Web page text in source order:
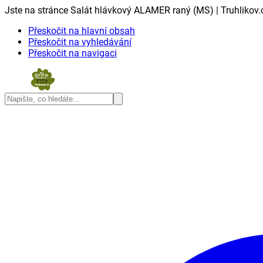
Jste na stránce Salát hlávkový ALAMER raný (MS) |
Přeskočit na hlavní obsah
Přeskočit na vyhledávání
Přeskočit na navigaci